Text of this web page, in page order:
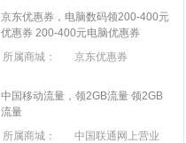
京东优惠券，电脑数码领200-400元
优惠券 200-400元电脑优惠券
所属商城：
京东优惠券
中国移动流量，领2GB流量 领2GB
流量
所属商城：
中国联通网上营业